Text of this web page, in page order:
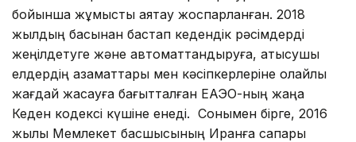
бойынша жұмысты аяқтау жоспарланған. 2018
жылдың басынан бастап кедендік рәсімдерді
жеңілдетуге және автоматтандыруға, қатысушы
елдердің азаматтары мен кәсіпкерлеріне қолайлы
жағдай жасауға бағытталған ЕАЭО-ның жаңа
Кеден кодексі күшіне енеді. Сонымен бірге, 2016
жылы Мем­лекет басшысының Иранға сапа­ры